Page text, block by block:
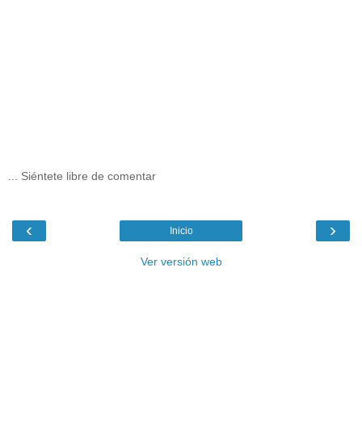
... Siéntete libre de comentar
‹ ›
Inicio
Ver versión web